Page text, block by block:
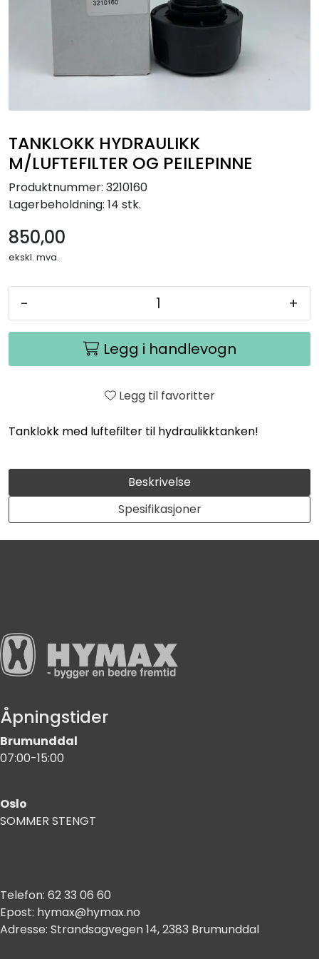
TANKLOKK HYDRAULIKK
M/LUFTEFILTER OG PEILEPINNE
Produktnummer: 3210160
Lagerbeholdning: 14 stk.
850,00
ekskl. mva.
- +
Legg i handlevogn
Legg til favoritter
Tanklokk med luftefilter til hydraulikktanken!
Beskrivelse
Spesifikasjoner
Åpningstider
Brumunddal
07:00-15:00
Oslo
SOMMER STENGT
Telefon: 62 33 06 60
Epost: hymax@hymax.no
Adresse: Strandsagvegen 14, 2383 Brumunddal